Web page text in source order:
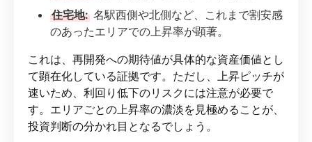
住宅地: 名駅西側や北側など、これまで割安感
のあったエリアでの上昇率が顕著。
これは、再開発への期待値が具体的な資産価値とし
て顕在化している証拠です。ただし、上昇ピッチが
速いため、利回り低下のリスクには注意が必要で
す。エリアごとの上昇率の濃淡を見極めることが、
投資判断の分かれ目となるでしょう。